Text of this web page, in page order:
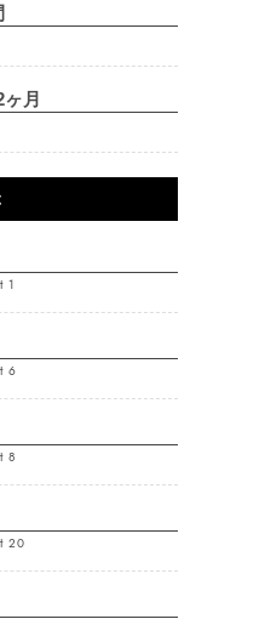
月
1
6
8
20